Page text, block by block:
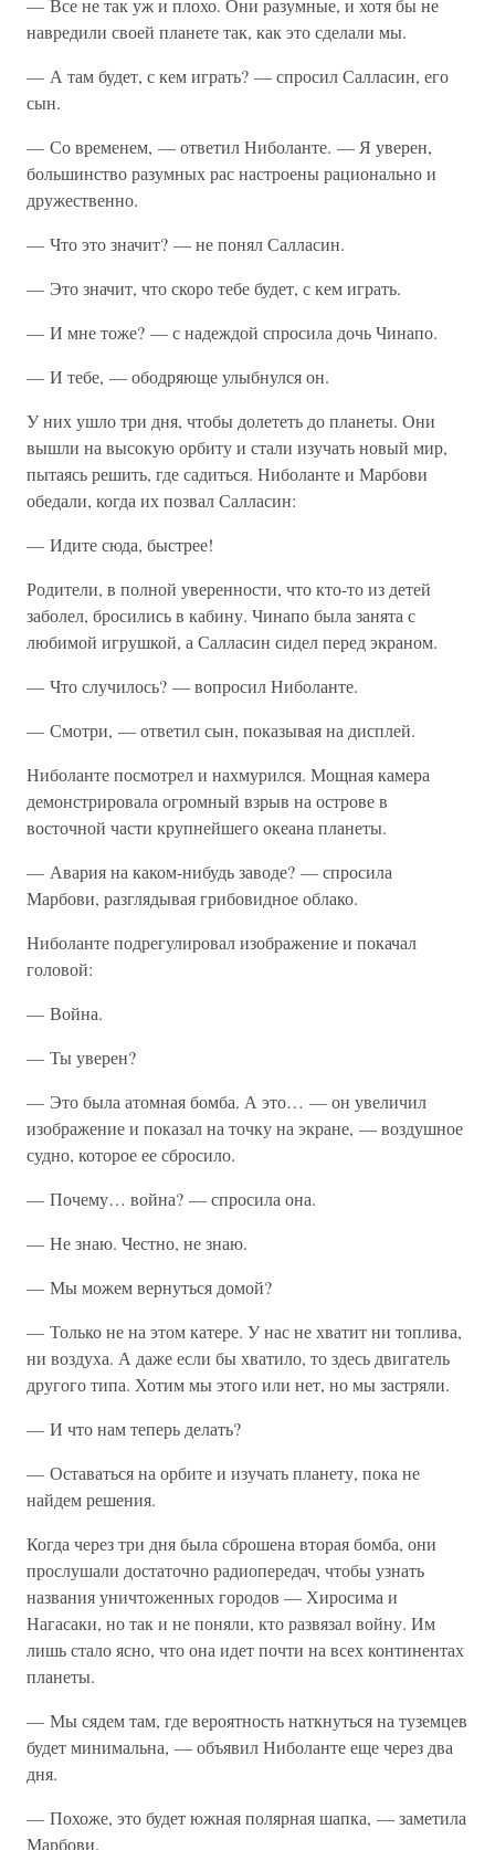
— Все не так уж и плохо. Они разумные, и хотя бы не
навредили своей планете так, как это сделали мы.
— А там будет, с кем играть? — спросил Салласин, его
сын.
— Со временем, — ответил Ниболанте. — Я уверен,
большинство разумных рас настроены рационально и
дружественно.
— Что это значит? — не понял Салласин.
— Это значит, что скоро тебе будет, с кем играть.
— И мне тоже? — с надеждой спросила дочь Чинапо.
— И тебе, — ободряюще улыбнулся он.
У них ушло три дня, чтобы долететь до планеты. Они
вышли на высокую орбиту и стали изучать новый мир,
пытаясь решить, где садиться. Ниболанте и Марбови
обедали, когда их позвал Салласин:
— Идите сюда, быстрее!
Родители, в полной уверенности, что кто-то из детей
заболел, бросились в кабину. Чинапо была занята с
любимой игрушкой, а Салласин сидел перед экраном.
— Что случилось? — вопросил Ниболанте.
— Смотри, — ответил сын, показывая на дисплей.
Ниболанте посмотрел и нахмурился. Мощная камера
демонстрировала огромный взрыв на острове в
восточной части крупнейшего океана планеты.
— Авария на каком-нибудь заводе? — спросила
Марбови, разглядывая грибовидное облако.
Ниболанте подрегулировал изображение и покачал
головой:
— Война.
— Ты уверен?
— Это была атомная бомба. А это… — он увеличил
изображение и показал на точку на экране, — воздушное
судно, которое ее сбросило.
— Почему… война? — спросила она.
— Не знаю. Честно, не знаю.
— Мы можем вернуться домой?
— Только не на этом катере. У нас не хватит ни топлива,
ни воздуха. А даже если бы хватило, то здесь двигатель
другого типа. Хотим мы этого или нет, но мы застряли.
— И что нам теперь делать?
— Оставаться на орбите и изучать планету, пока не
найдем решения.
Когда через три дня была сброшена вторая бомба, они
прослушали достаточно радиопередач, чтобы узнать
названия уничтоженных городов — Хиросима и
Нагасаки, но так и не поняли, кто развязал войну. Им
лишь стало ясно, что она идет почти на всех континентах
планеты.
— Мы сядем там, где вероятность наткнуться на туземцев
будет минимальна, — объявил Ниболанте еще через два
дня.
— Похоже, это будет южная полярная шапка, — заметила
Марбови.